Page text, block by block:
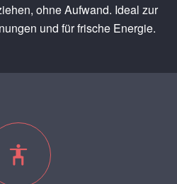
ohne Aufwand. Ideal zur
und für frische Energie.